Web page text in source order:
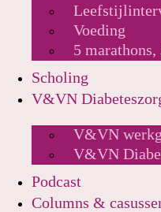
Voeding
5
Scholing
V&VN
V&VN
V&VN
Podcast
Columns &